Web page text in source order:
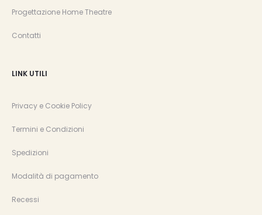
Progettazione Home Theatre
Contatti
LINK UTILI
Privacy e Cookie Policy
Termini e Condizioni
Spedizioni
Modalità di pagamento
Recessi